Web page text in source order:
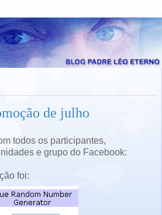
de julho
todos os participantes,
e grupo do Facebook:
foi: